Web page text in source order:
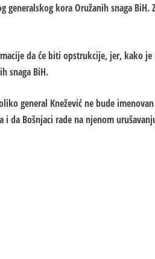
kora Oružanih snaga BiH.
da će biti opstrukcije, jer, kako je
snaga BiH.
general Knežević ne bude
i da Bošnjaci rade na njenom